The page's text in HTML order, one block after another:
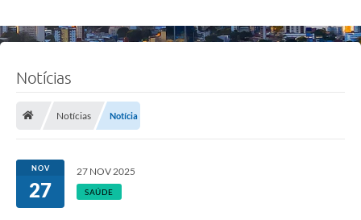
Notícias
Notícias Notícia
NOV
27
27 NOV 2025
SAÚDE